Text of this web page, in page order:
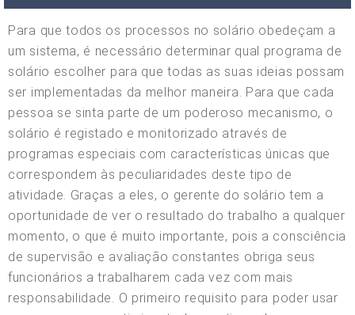
Para que todos os processos no solário obedeçam a
um sistema, é necessário determinar qual programa de
solário escolher para que todas as suas ideias possam
ser implementadas da melhor maneira. Para que cada
pessoa se sinta parte de um poderoso mecanismo, o
solário é registado e monitorizado através de
programas especiais com características únicas que
correspondem às peculiaridades deste tipo de
atividade. Graças a eles, o gerente do solário tem a
oportunidade de ver o resultado do trabalho a qualquer
momento, o que é muito importante, pois a consciência
de supervisão e avaliação constantes obriga seus
funcionários a trabalharem cada vez com mais
responsabilidade. O primeiro requisito para poder usar